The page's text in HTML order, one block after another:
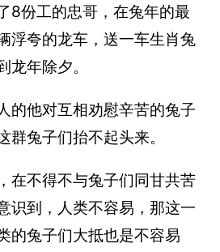
8份工的忠哥，在兔年的最
浮夸的龙车，送一车生肖兔
龙年除夕。
的他对互相劝慰辛苦的兔子
群兔子们抬不起头来。
在不得不与兔子们同甘共苦
识到，人类不容易，那这一
的兔子们大抵也是不容易